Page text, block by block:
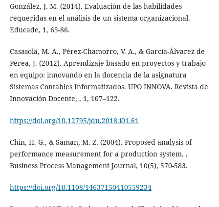
González, J. M. (2014). Evaluación de las habilidades
requeridas en el análisis de un sistema organizacional.
Educade, 1, 65-86.
Casasola, M. A., Pérez-Chamorro, V. A., & García-Álvarez de
Perea, J. (2012). Aprendizaje basado en proyectos y trabajo
en equipo: innovando en la docencia de la asignatura
Sistemas Contables Informatizados. UPO INNOVA. Revista de
Innovación Docente, , 1, 107–122.
https://doi.org/10.12795/jdu.2018.i01.61
Chin, H. G., & Saman, M. Z. (2004). Proposed analysis of
performance measurement for a production system. ,
Business Process Management Journal, 10(5), 570-583.
https://doi.org/10.1108/14637150410559234